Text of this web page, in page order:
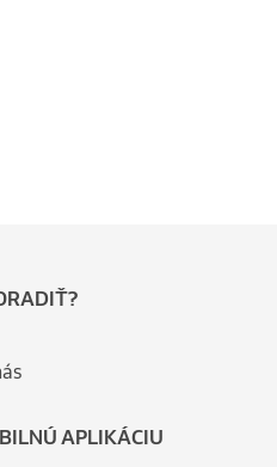
APLIKÁCIU